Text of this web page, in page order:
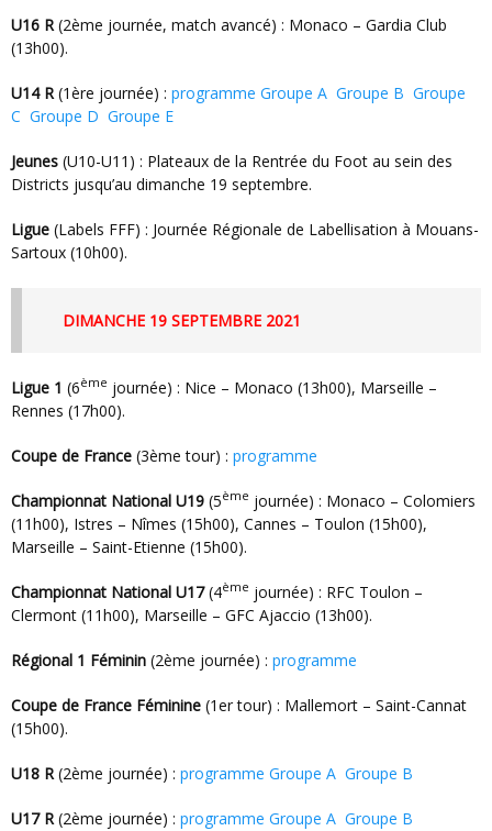
U16 R(2ème journée, match avancé) : Monaco – Gardia Club
(13h00).
U14 R(1ère journée) : programme Groupe A Groupe B Groupe
C Groupe D Groupe E
Jeunes (U10-U11) : Plateaux de la Rentrée du Foot au sein des
Districts jusqu’au dimanche 19 septembre.
Ligue (Labels FFF) : Journée Régionale de Labellisation à Mouans-
Sartoux (10h00).
DIMANCHE 19 SEPTEMBRE 2021
Ligue 1 (6ème journée) : Nice – Monaco (13h00), Marseille –
Rennes (17h00).
Coupe de France (3ème tour) : programme
Championnat National U19 (5ème journée) : Monaco – Colomiers
(11h00), Istres – Nîmes (15h00), Cannes – Toulon (15h00),
Marseille – Saint-Etienne (15h00).
Championnat National U17(4ème journée) : RFC Toulon –
Clermont (11h00), Marseille – GFC Ajaccio (13h00).
Régional 1 Féminin (2ème journée) : programme
Coupe de France Féminine (1er tour) : Mallemort – Saint-Cannat
(15h00).
U18 R(2ème journée) : programme Groupe A Groupe B
U17 R(2ème journée) : programme Groupe A Groupe B